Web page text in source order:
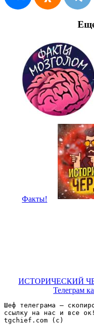
Факты!
ИСТОРИЧЕСКИЙ
Телеграм
Шеф телеграма –
ссылку на нас и все